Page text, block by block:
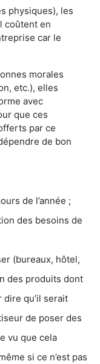
physiques), les
coûtent en
car le
morales
etc.), elles
avec
que ces
par ce
de bon
de l’année ;
des besoins de
(bureaux, hôtel,
des produits dont
qu’il serait
de poser des
vu que cela
si ce n’est pas